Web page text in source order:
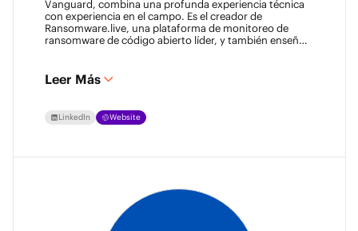
Vanguard, combina una profunda experiencia técnica
con experiencia en el campo. Es el creador de
Ransomware.live, una plataforma de monitoreo de
ransomware de código abierto líder, y también enseña
conocimiento para fortalecer la comunidad de respaldo
y recuperación.
Leer Más
LinkedIn Website